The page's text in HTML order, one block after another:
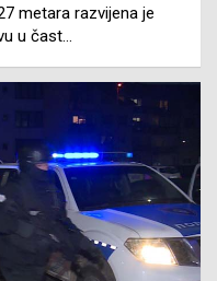
metara razvijena je
u čast…